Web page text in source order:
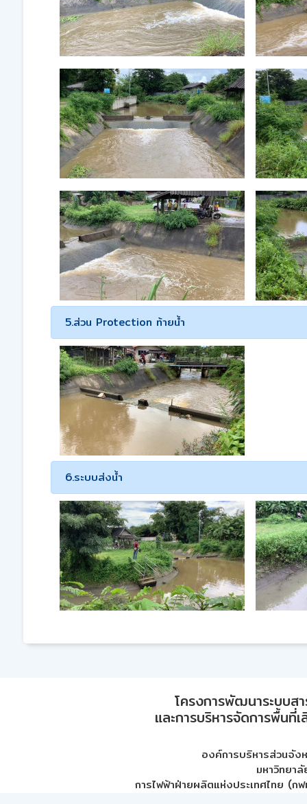
5.ส่วน Protection ท้ายน้ำ
6.ระบบส่งน้ำ
โครงการพัฒนาระบบส
และการบริหารจัดการพื้นที่
องค์การบริหารส่วนจัง
มหาวิทยา
การไฟฟ้าฝ่ายผลิตแห่งประเทศไทย (กฟ